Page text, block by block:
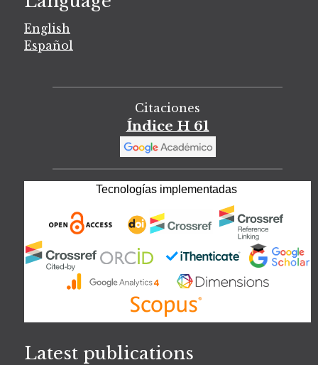
English
Español
Citaciones
Índice H 61
Tecnologías implementadas
Latest publications